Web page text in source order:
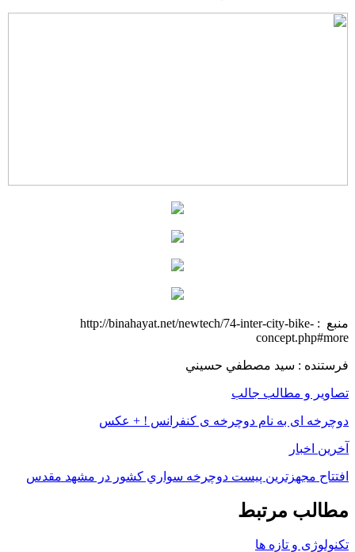
منبع : http://binahayat.net/newtech/74-inter-city-bike-
concept.php#more
فرستنده : سيد مصطفي حسيني
تصاویر و مطالب جالب
دوچرخه ای به نام دوچرخه ی کنفرانس ! + عکس
آخرین اخبار
افتتاح مجهزترين پيست دوچرخه سواري كشور در مشهد مقدس
مطالب مرتبط
تکنولوژی و تازه ها